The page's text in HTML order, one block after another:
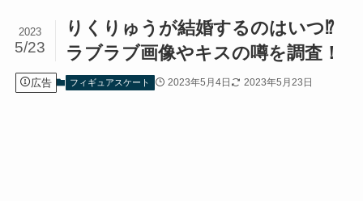
りくりゅうが結婚するのはいつ⁉︎
ラブラブ画像やキスの噂を調査！
2023
5/23
広告 フィギュアスケート 2023年5月4日 2023年5月23日